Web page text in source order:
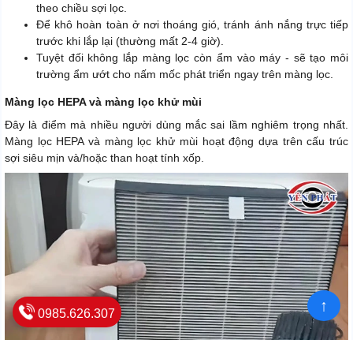
theo chiều sợi lọc.
Để khô hoàn toàn ở nơi thoáng gió, tránh ánh nắng trực tiếp
trước khi lắp lại (thường mất 2-4 giờ).
Tuyệt đối không lắp màng lọc còn ẩm vào máy - sẽ tạo môi
trường ẩm ướt cho nấm mốc phát triển ngay trên màng lọc.
Màng lọc HEPA và màng lọc khử mùi
Đây là điểm mà nhiều người dùng mắc sai lầm nghiêm trọng nhất.
Màng lọc HEPA và màng lọc khử mùi hoạt động dựa trên cấu trúc
sợi siêu mịn và/hoặc than hoạt tính xốp.
0985.626.307 ↑